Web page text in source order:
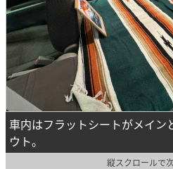
車内はフラットシートがメイン
ウト。
縦スクロールで